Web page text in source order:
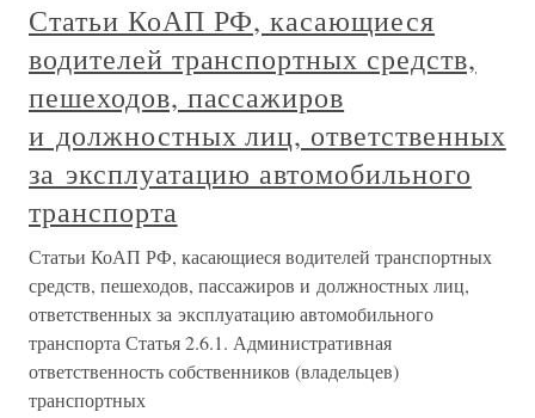
Статьи КоАП РФ, касающиеся
водителей транспортных средств,
пешеходов, пассажиров
и должностных лиц, ответственных
за эксплуатацию автомобильного
транспорта
Статьи КоАП РФ, касающиеся водителей транспортных
средств, пешеходов, пассажиров и должностных лиц,
ответственных за эксплуатацию автомобильного
транспорта Статья 2.6.1. Административная
ответственность собственников (владельцев)
транспортных